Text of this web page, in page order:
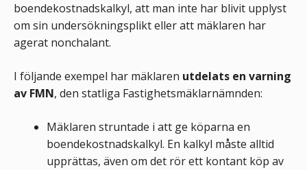
boendekostnadskalkyl, att man inte har blivit upplyst
om sin undersökningsplikt eller att mäklaren har
agerat nonchalant.
I följande exempel har mäklaren utdelats en varning
av FMN, den statliga Fastighetsmäklarnämnden:
Mäklaren struntade i att ge köparna en
boendekostnadskalkyl. En kalkyl måste alltid
upprättas, även om det rör ett kontant köp av